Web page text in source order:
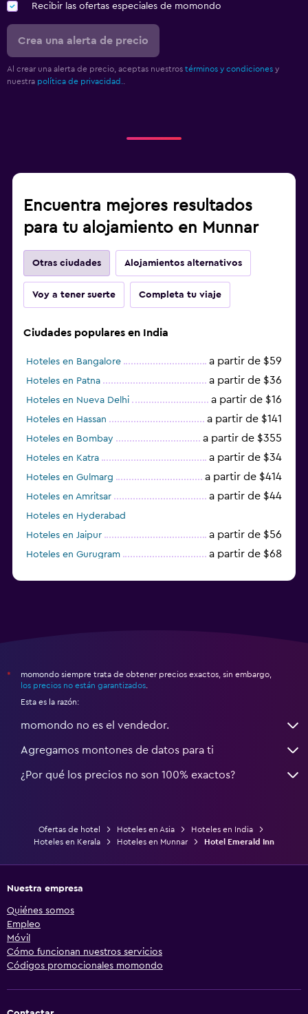
Recibir las ofertas especiales de momondo
Crea una alerta de precio
Al crear una alerta de precio, aceptas nuestros términos y condiciones y
nuestra política de privacidad.
Encuentra mejores resultados
para tu alojamiento en Munnar
Otras ciudades Alojamientos alternativos
Voy a tener suerte Completa tu viaje
Ciudades populares en India
Hoteles en Bangalore a partir de $59
Hoteles en Patna a partir de $36
Hoteles en Nueva Delhi a partir de $16
Hoteles en Hassan a partir de $141
Hoteles en Bombay a partir de $355
Hoteles en Katra a partir de $34
Hoteles en Gulmarg a partir de $414
Hoteles en Amritsar a partir de $44
Hoteles en Hyderabad
Hoteles en Jaipur
a partir de $56
Hoteles en Gurugram a partir de $68
*
momondo siempre trata de obtener precios exactos, sin embargo,
los precios no están garantizados
Esta es la razón:
momondo no es el vendedor.
Agregamos montones de datos para ti
¿Por qué los precios no son 100% exactos?
Ofertas de hotel Hoteles en Asia
Hoteles en India
Hoteles en Kerala
Hoteles en Munnar Hotel Emerald Inn
Nuestra empresa
Quiénes somos
Empleo
Móvil
Cómo funcionan nuestros servicios
Códigos promocionales momondo